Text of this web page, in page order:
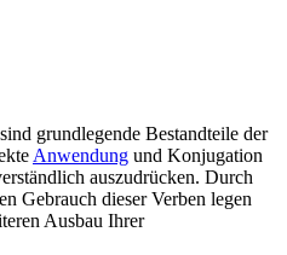
grundlegende Bestandteile der
Anwendung und Konjugation
auszudrücken. Durch
Gebrauch dieser Verben legen
Ausbau Ihrer